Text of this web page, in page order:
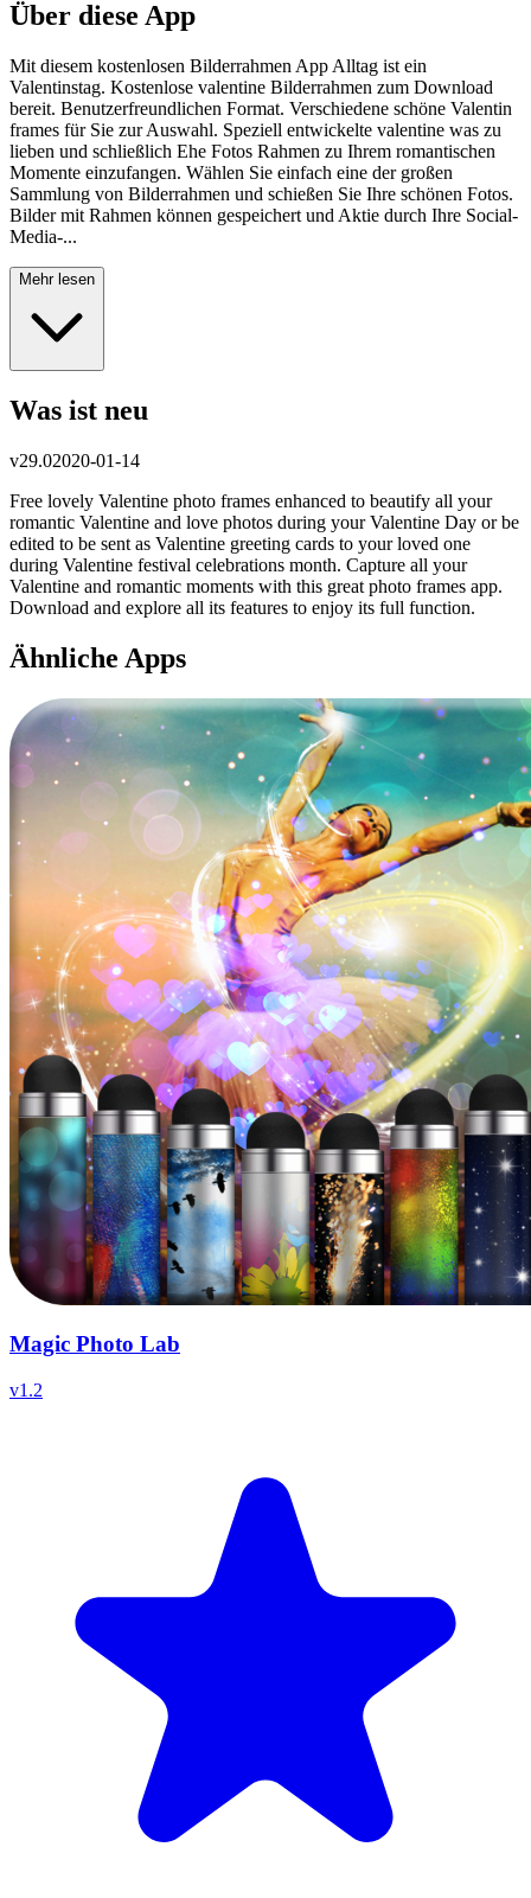
Über diese App
Mit diesem kostenlosen Bilderrahmen App Alltag ist ein
Valentinstag. Kostenlose valentine Bilderrahmen zum Download
bereit. Benutzerfreundlichen Format. Verschiedene schöne Valentin
frames für Sie zur Auswahl. Speziell entwickelte valentine was zu
lieben und schließlich Ehe Fotos Rahmen zu Ihrem romantischen
Momente einzufangen. Wählen Sie einfach eine der großen
Sammlung von Bilderrahmen und schießen Sie Ihre schönen Fotos.
Bilder mit Rahmen können gespeichert und Aktie durch Ihre Social-
Media-...
Mehr lesen
Was ist neu
v29.02020-01-14
Free lovely Valentine photo frames enhanced to beautify all your
romantic Valentine and love photos during your Valentine Day or be
edited to be sent as Valentine greeting cards to your loved one
during Valentine festival celebrations month. Capture all your
Valentine and romantic moments with this great photo frames app.
Download and explore all its features to enjoy its full function.
Ähnliche Apps
Magic Photo Lab
v1.2